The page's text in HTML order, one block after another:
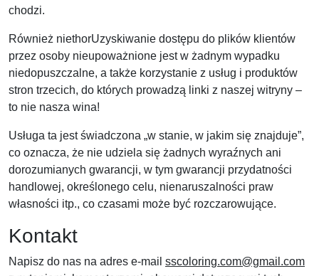
chodzi.
Również niethorUzyskiwanie dostępu do plików klientów
przez osoby nieupoważnione jest w żadnym wypadku
niedopuszczalne, a także korzystanie z usług i produktów
stron trzecich, do których prowadzą linki z naszej witryny –
to nie nasza wina!
Usługa ta jest świadczona „w stanie, w jakim się znajduje”,
co oznacza, że ​​nie udziela się żadnych wyraźnych ani
dorozumianych gwarancji, w tym gwarancji przydatności
handlowej, określonego celu, nienaruszalności praw
własności itp., co czasami może być rozczarowujące.
Kontakt
Napisz do nas na adres e-mail sscoloring.com@gmail.com